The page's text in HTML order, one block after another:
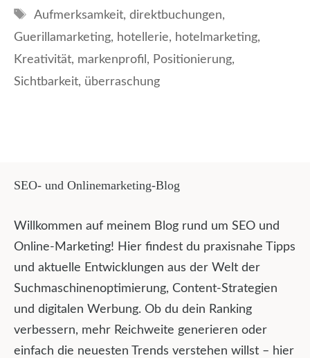
Schlagwörter
Aufmerksamkeit, direktbuchungen,
Guerillamarketing, hotellerie, hotelmarketing,
Kreativität, markenprofil , Positionierung,
Sichtbarkeit, überraschung
SEO- und Onlinemarketing-Blog
Willkommen auf meinem Blog rund um SEO und
Online-Marketing! Hier findest du praxisnahe Tipps
und aktuelle Entwicklungen aus der Welt der
Suchmaschinenoptimierung, Content-Strategien
und digitalen Werbung. Ob du dein Ranking
verbessern, mehr Reichweite generieren oder
einfach die neuesten Trends verstehen willst – hier